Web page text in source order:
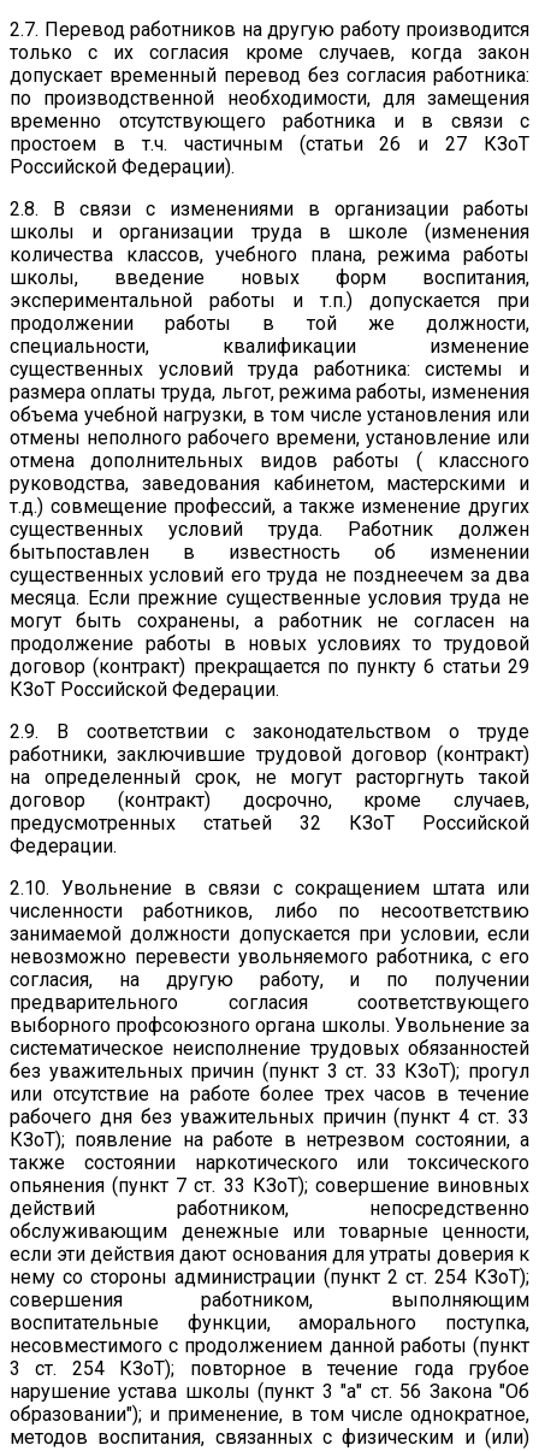
2.7. Перевод работников на другую работу производится
только с их согласия кроме случаев, когда закон
допускает временный перевод без согласия работника:
по производственной необходимости, для замещения
временно отсутствующего работника и в связи с
простоем в т.ч. частичным (статьи 26 и 27 КЗоТ
Российской Федерации).
2.8. В связи с изменениями в организации работы
школы и организации труда в школе (изменения
количества классов, учебного плана, режима работы
школы, введение новых форм воспитания,
экспериментальной работы и т.п.) допускается при
продолжении работы в той же должности,
специальности, квалификации изменение
существенных условий труда работника: системы и
размера оплаты труда, льгот, режима работы, изменения
объема учебной нагрузки, в том числе установления или
отмены неполного рабочего времени, установление или
отмена дополнительных видов работы ( классного
руководства, заведования кабинетом, мастерскими и
т.д.) совмещение профессий, а также изменение других
существенных условий труда. Работник должен
бытьпоставлен в известность об изменении
существенных условий его труда не позднеечем за два
месяца. Если прежние существенные условия труда не
могут быть сохранены, а работник не согласен на
продолжение работы в новых условиях то трудовой
договор (контракт) прекращается по пункту 6 статьи 29
КЗоТ Российской Федерации.
2.9. В соответствии с законодательством о труде
работники, заключившие трудовой договор (контракт)
на определенный срок, не могут расторгнуть такой
договор (контракт) досрочно, кроме случаев,
предусмотренных статьей 32 КЗоТ Российской
Федерации.
2.10. Увольнение в связи с сокращением штата или
численности работников, либо по несоответствию
занимаемой должности допускается при условии, если
невозможно перевести увольняемого работника, с его
согласия, на другую работу, и по получении
предварительного согласия соответствующего
выборного профсоюзного органа школы. Увольнение за
систематическое неисполнение трудовых обязанностей
без уважительных причин (пункт 3 ст. 33 КЗоТ); прогул
или отсутствие на работе более трех часов в течение
рабочего дня без уважительных причин (пункт 4 ст. 33
КЗоТ); появление на работе в нетрезвом состоянии, а
также состоянии наркотического или токсического
опьянения (пункт 7 ст. 33 КЗоТ); совершение виновных
действий работником, непосредственно
обслуживающим денежные или товарные ценности,
если эти действия дают основания для утраты доверия к
нему со стороны администрации (пункт 2 ст. 254 КЗоТ);
совершения работником, выполняющим
воспитательные функции, аморального поступка,
несовместимого с продолжением данной работы (пункт
3 ст. 254 КЗоТ); повторное в течение года грубое
нарушение устава школы (пункт 3 "а" ст. 56 Закона "Об
образовании"); и применение, в том числе однократное,
методов воспитания, связанных с физическим и (или)